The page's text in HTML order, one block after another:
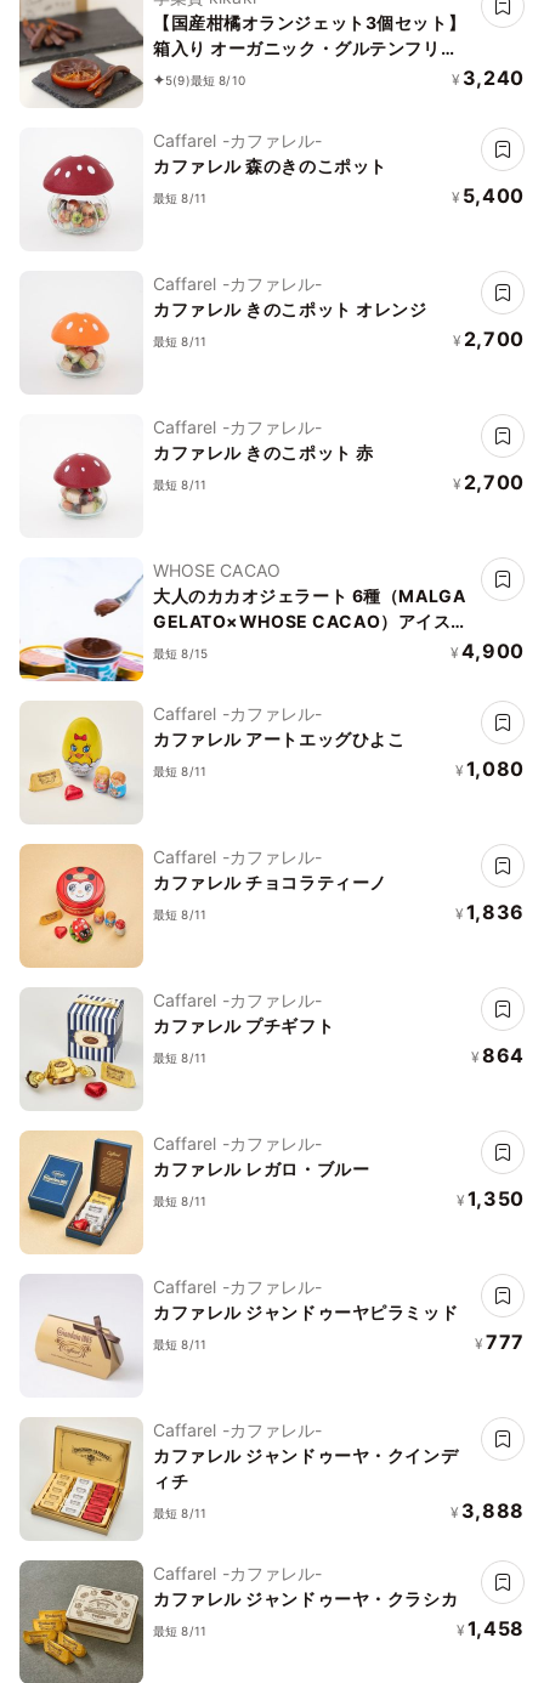
【国産柑橘オランジェット3個セット】
箱入り オーガニック・グルテンフリ
ー・添加物不使用・動物性食品不使用
5(9)最短 8/10 ¥ 3,240
Caffarel -カファレル-
カファレル 森のきのこポット
最短 8/11 ¥ 5,400
Caffarel -カファレル-
カファレル きのこポット オレンジ
最短 8/11 ¥ 2,700
Caffarel -カファレル-
カファレル きのこポット 赤
最短 8/11 ¥ 2,700
WHOSE CACAO
大人のカカオジェラート 6種（MALGA
GELATO×WHOSE CACAO）アイス
2026
最短 8/15 ¥ 4,900
Caffarel -カファレル-
カファレル アートエッグひよこ
最短 8/11 ¥ 1,080
Caffarel -カファレル-
カファレル チョコラティーノ
最短 8/11 ¥ 1,836
Caffarel -カファレル-
カファレル プチギフト
最短 8/11 ¥ 864
Caffarel -カファレル-
カファレル レガロ・ブルー
最短 8/11 ¥ 1,350
Caffarel -カファレル-
カファレル ジャンドゥーヤピラミッド
最短 8/11 ¥ 777
Caffarel -カファレル-
カファレル ジャンドゥーヤ・クインデ
ィチ
最短 8/11 ¥ 3,888
Caffarel -カファレル-
カファレル ジャンドゥーヤ・クラシカ
最短 8/11 ¥ 1,458